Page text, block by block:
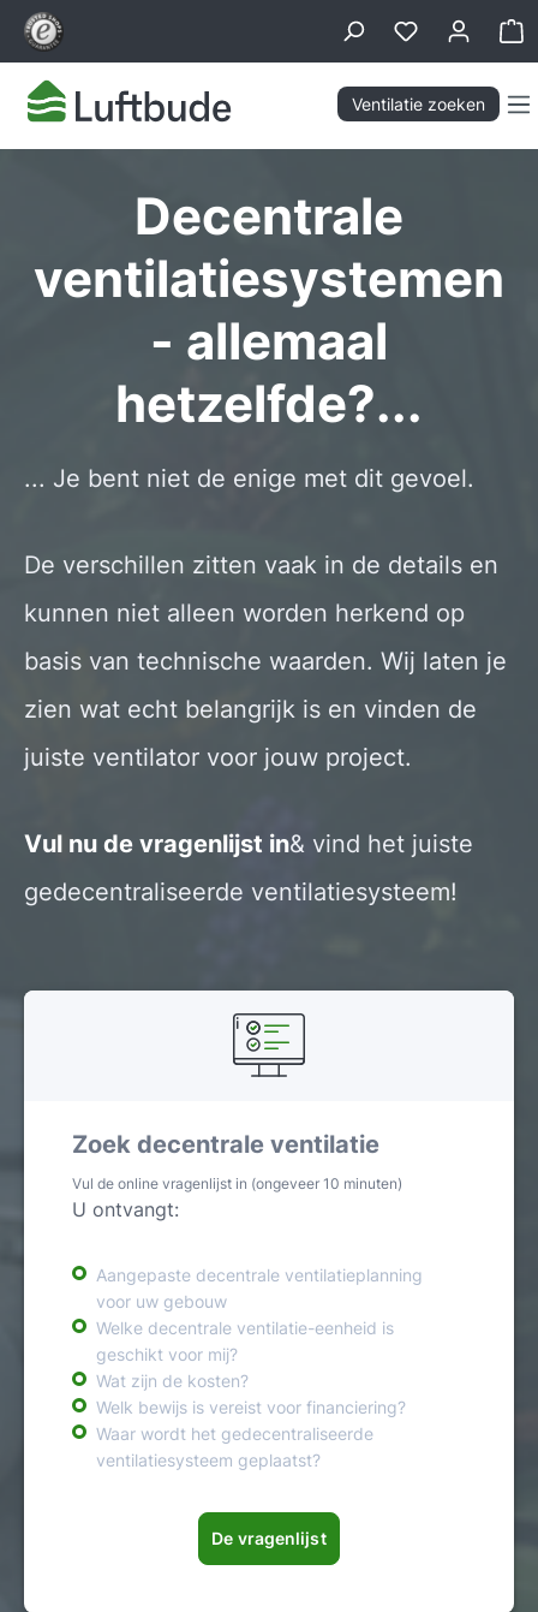
Ventilatie zoeken
Decentrale
ventilatiesystemen
- allemaal
hetzelfde?...
... Je bent niet de enige met dit gevoel.
De verschillen zitten vaak in de details en
kunnen niet alleen worden herkend op
basis van technische waarden. Wij laten je
zien wat echt belangrijk is en vinden de
juiste ventilator voor jouw project.
Vul nu de vragenlijst in& vind het juiste
gedecentraliseerde ventilatiesysteem!
Zoek decentrale ventilatie
Vul de online vragenlijst in (ongeveer 10 minuten)
U ontvangt:
Aangepaste decentrale ventilatieplanning
voor uw gebouw
Welke decentrale ventilatie-eenheid is
geschikt voor mij?
Wat zijn de kosten?
Welk bewijs is vereist voor financiering?
Waar wordt het gedecentraliseerde
ventilatiesysteem geplaatst?
De vragenlijst